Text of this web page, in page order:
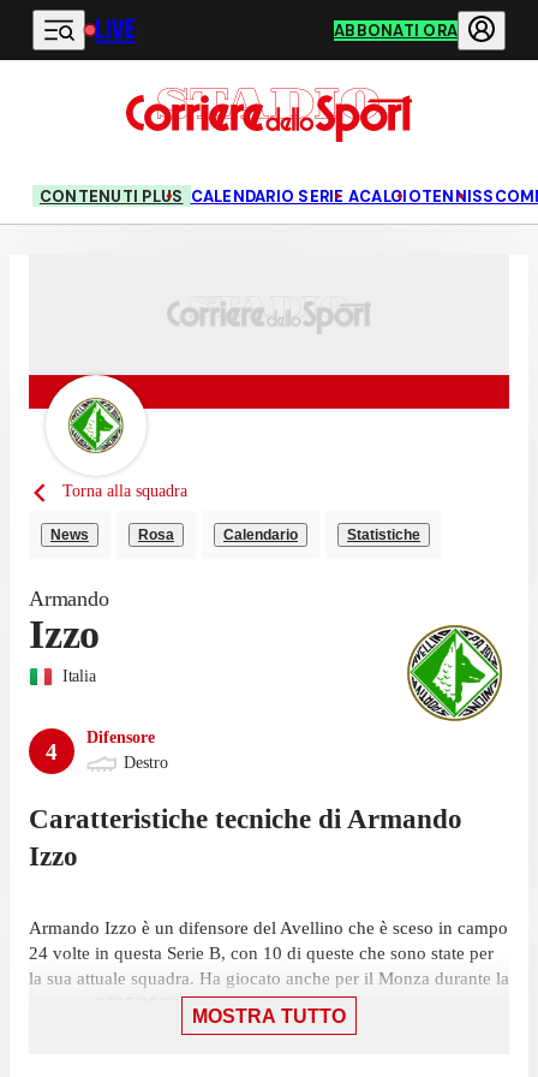
Vai al contenuto principale
LIVE ABBONATI ORA
CONTENUTI PLUS CALENDARIO SERIE ACALCIOTENNIS
Torna alla squadra
News Rosa Calendario Statistiche
Armando
Izzo
Italia
4
Difensore
Destro
Caratteristiche tecniche di Armando
Izzo
Armando Izzo è un difensore del Avellino che è sceso in campo
24 volte in questa Serie B, con 10 di queste che sono state per
la sua attuale squadra. Ha giocato anche per il Monza durante la
stagione 2025/2026.
MOSTRA TUTTO